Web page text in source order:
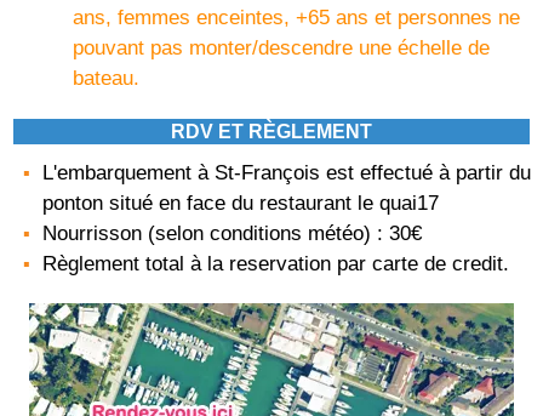
ans, femmes enceintes, +65 ans et personnes ne
pouvant pas monter/descendre une échelle de
bateau.
RDV ET RÈGLEMENT
L'embarquement à St-François est effectué à partir du
ponton situé en face du restaurant le quai17
Nourrisson (selon conditions météo) : 30€
Règlement total à la reservation par carte de credit.